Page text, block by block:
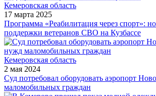
Кемеровская область
17 марта 2025
Программа «Реабилитация через спорт»:
поддержки ветеранов СВО на Кузбассе
Кемеровская область
2 мая 2024
Суд потребовал оборудовать аэропорт
маломобильных граждан